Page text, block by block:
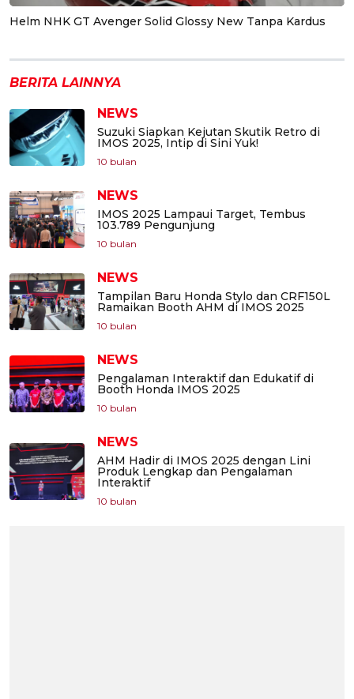
Helm NHK GT Avenger Solid Glossy New Tanpa Kardus
BERITA LAINNYA
NEWS
Suzuki Siapkan Kejutan Skutik Retro di
IMOS 2025, Intip di Sini Yuk!
10 bulan
NEWS
IMOS 2025 Lampaui Target, Tembus
103.789 Pengunjung
10 bulan
NEWS
Tampilan Baru Honda Stylo dan CRF150L
Ramaikan Booth AHM di IMOS 2025
10 bulan
NEWS
Pengalaman Interaktif dan Edukatif di
Booth Honda IMOS 2025
10 bulan
NEWS
AHM Hadir di IMOS 2025 dengan Lini
Produk Lengkap dan Pengalaman
Interaktif
10 bulan